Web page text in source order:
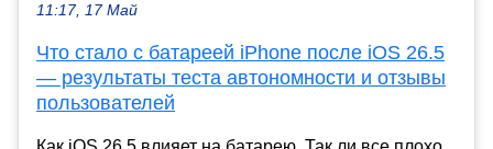
11:17, 17 Май
Что стало с батареей iPhone после iOS 26.5
— результаты теста автономности и отзывы
пользователей